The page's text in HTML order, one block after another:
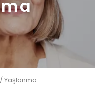
Yaşlanma